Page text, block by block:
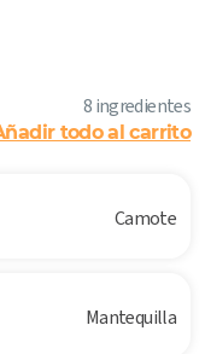
8 ingredientes
todo al carrito
Camote
Mantequilla